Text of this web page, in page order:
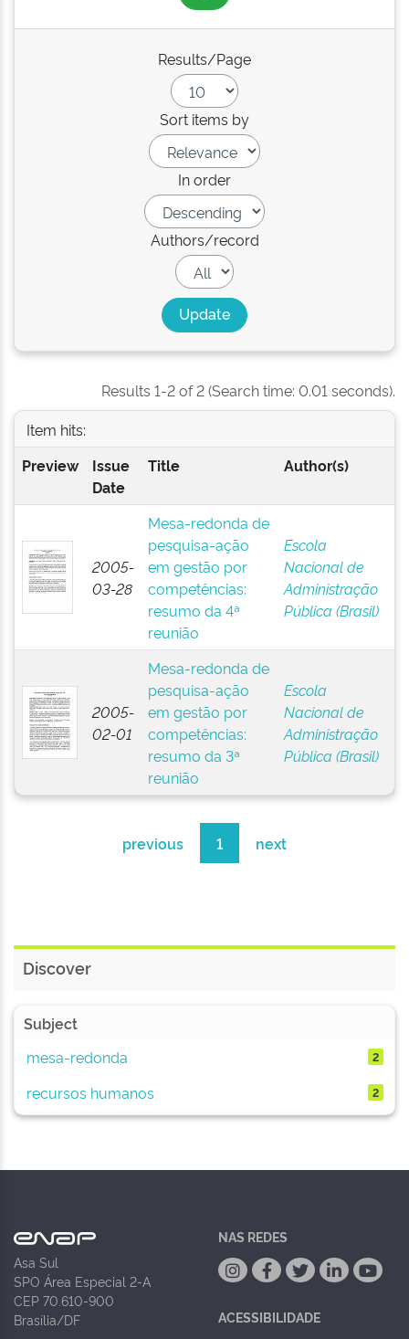
Results/Page
Sort items by
In order
Authors/record
Results 1-2 of 2 (Search time: 0.01 seconds).
Item hits:
Preview
Issue
Date
Title Author(s)
2005-
03-28
Mesa-redonda de
pesquisa-ação
em gestão por
competências:
resumo da 4ª
reunião
Escola
Nacional de
Administração
Pública (Brasil)
2005-
02-01
Mesa-redonda de
pesquisa-ação
em gestão por
competências:
resumo da 3ª
reunião
Escola
Nacional de
Administração
Pública (Brasil)
previous 1 next
Discover
Subject
mesa-redonda
2
recursos humanos 2
Asa Sul
SPO Área Especial 2-A
CEP 70.610-900
Brasília/DF
NAS REDES
ACESSIBILIDADE